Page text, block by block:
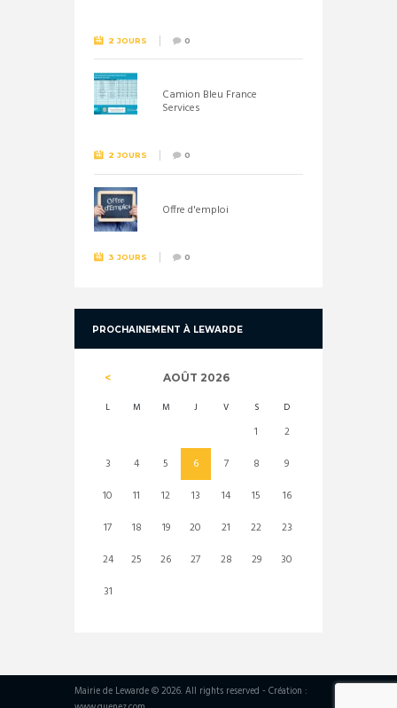
2 JOURS 0
Camion Bleu France
Services
2 JOURS 0
Offre d'emploi
3 JOURS 0
PROCHAINEMENT À LEWARDE
AOÛT 2026
L M M J V S D
1
2
3
4 5 6 7 8
9
10
11 12 13 14 15
16
17
18 19 20 21 22
23
24
25 26 27 28 29
30
31
Mairie de Lewarde © 2026. All rights reserved - Création :